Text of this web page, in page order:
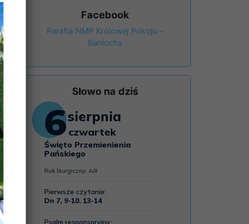
Facebook
Parafia NMP Królowej Pokoju –
Baniocha
Słowo na dziś